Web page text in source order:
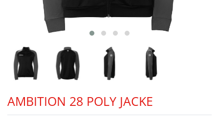
AMBITION 28 POLY JACKE